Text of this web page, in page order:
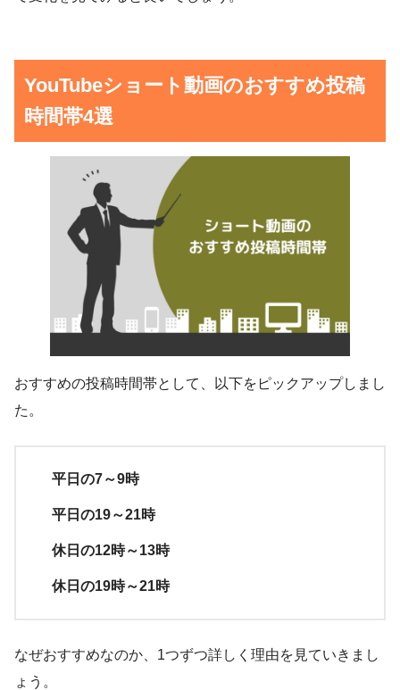
YouTubeショート動画のおすすめ投稿
時間帯4選
おすすめの投稿時間帯として、以下をピックアップしまし
た。
平日の7～9時
平日の19～21時
休日の12時～13時
休日の19時～21時
なぜおすすめなのか、1つずつ詳しく理由を見ていきまし
ょう。